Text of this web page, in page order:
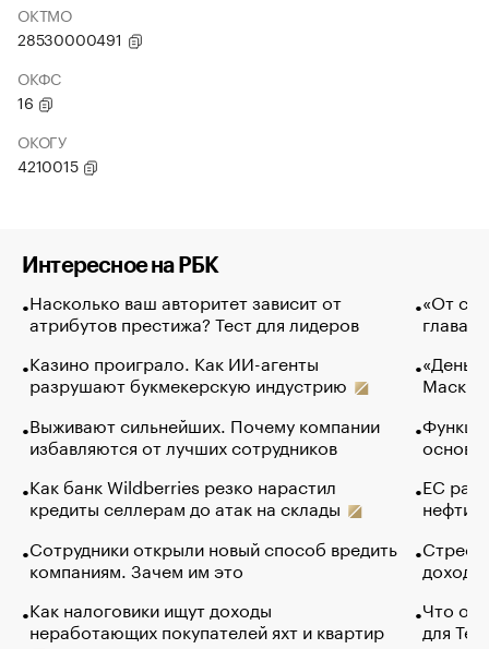
ОКТМО
28530000491
ОКФС
16
ОКОГУ
4210015
Интересное на РБК
Насколько ваш авторитет зависит от
атрибутов престижа? Тест для лидеров
Казино проиграло. Как ИИ-агенты
разрушают букмекерскую индустрию
Выживают сильнейших. Почему компании
избавляются от лучших сотрудников
Как банк Wildberries резко нарастил
кредиты селлерам до атак на склады
Сотрудники открыли новый способ вредить
компаниям. Зачем им это
Как налоговики ищут доходы
неработающих покупателей яхт и квартир
«От
глава
Маск в
основ
ЕС
нефти
Что
для